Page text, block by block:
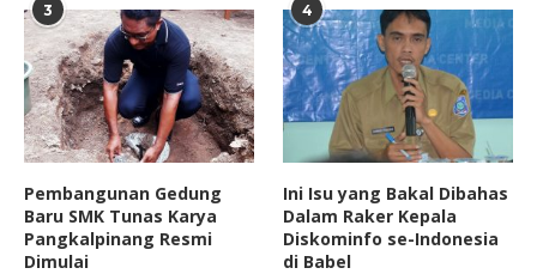
3
Pembangunan Gedung
Baru SMK Tunas Karya
Pangkalpinang Resmi
Dimulai
4
Ini Isu yang Bakal Dibahas
Dalam Raker Kepala
Diskominfo se-Indonesia
di Babel